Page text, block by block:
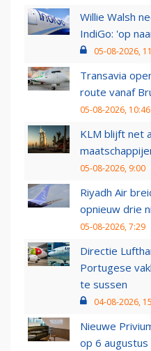
Willie Walsh
IndiGo: 'op
05-08-2026,
Transavia
route vanaf
05-08-2026, 10:46
KLM blijft net
05-08-2026, 9:00
Riyadh Air
opnieuw drie
05-08-2026, 7:29
Directie
Portugese
te sussen
04-08-2026,
Nieuwe
op 6 augustus